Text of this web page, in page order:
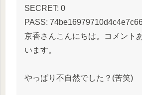
SECRET: 0
PASS:
京香さんこんにちは。コメント
います。
やっぱり不自然でした？(苦笑)